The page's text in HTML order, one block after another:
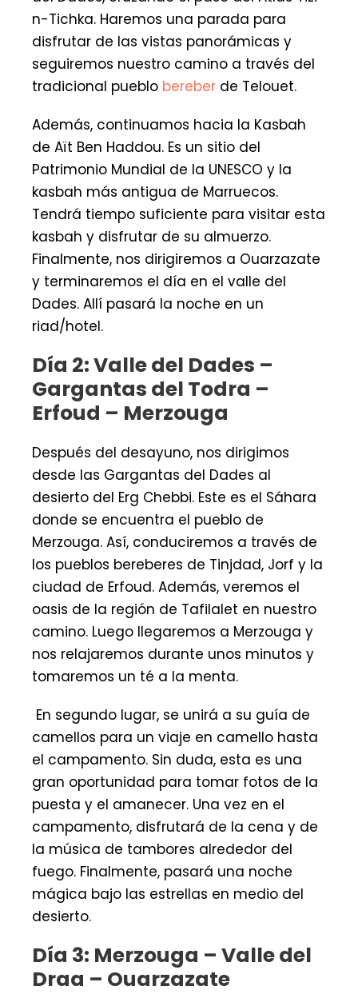
n-Tichka. Haremos una parada para
disfrutar de las vistas panorámicas y
seguiremos nuestro camino a través del
tradicional pueblo bereber de Telouet.
Además, continuamos hacia la Kasbah
de Aït Ben Haddou. Es un sitio del
Patrimonio Mundial de la UNESCO y la
kasbah más antigua de Marruecos.
Tendrá tiempo suficiente para visitar esta
kasbah y disfrutar de su almuerzo.
Finalmente, nos dirigiremos a Ouarzazate
y terminaremos el día en el valle del
Dades. Allí pasará la noche en un
riad/hotel.
Día 2: Valle del Dades –
Gargantas del Todra –
Erfoud – Merzouga
Después del desayuno, nos dirigimos
desde las Gargantas del Dades al
desierto del Erg Chebbi. Este es el Sáhara
donde se encuentra el pueblo de
Merzouga. Así, conduciremos a través de
los pueblos bereberes de Tinjdad, Jorf y la
ciudad de Erfoud. Además, veremos el
oasis de la región de Tafilalet en nuestro
camino. Luego llegaremos a Merzouga y
nos relajaremos durante unos minutos y
tomaremos un té a la menta.
En segundo lugar, se unirá a su guía de
camellos para un viaje en camello hasta
el campamento. Sin duda, esta es una
gran oportunidad para tomar fotos de la
puesta y el amanecer. Una vez en el
campamento, disfrutará de la cena y de
la música de tambores alrededor del
fuego. Finalmente, pasará una noche
mágica bajo las estrellas en medio del
desierto.
Día 3: Merzouga – Valle del
Draa – Ouarzazate